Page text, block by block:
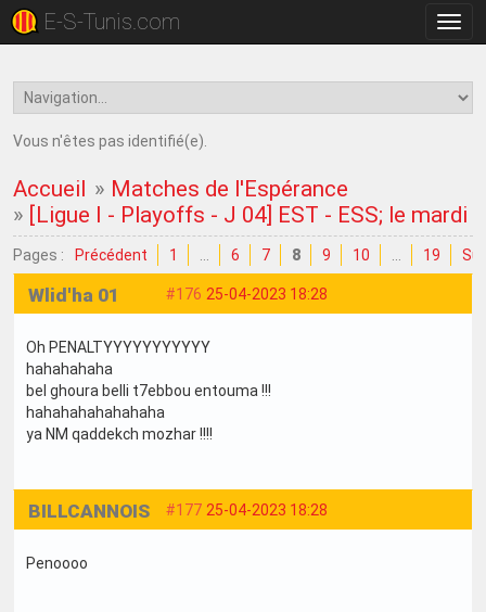
la
E-S-Tunis.com
Vous n'êtes pas identifié(e).
Accueil » Matches de l'Espérance
» [Ligue I - Playoffs - J 04] EST - ESS; le mardi
Pages : Précédent 1 6 7 8 9 10 19
#176 25-04-2023 18:28
Wlid'ha 01
Oh PENALTYYYYYYYYYYY
hahahahaha
bel ghoura belli t7ebbou entouma !!!
hahahahahahahaha
ya NM qaddekch mozhar !!!!
#177 25-04-2023 18:28
BILLCANNOIS
Penoooo